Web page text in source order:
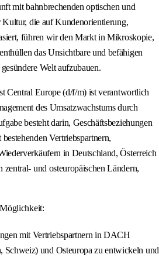
mit bahnbrechenden optischen und
die auf Kundenorientierung,
führen wir den Markt in Mikroskopie,
das Unsichtbare und befähigen
Welt aufzubauen.
Central Europe (d/f/m) ist verantwortlich
des Umsatzwachstums durch
besteht darin, Geschäftsbeziehungen
Vertriebspartnern,
in Deutschland, Österreich
und osteuropäischen Ländern,
mit Vertriebspartnern in DACH
Schweiz) und Osteuropa zu entwickeln und